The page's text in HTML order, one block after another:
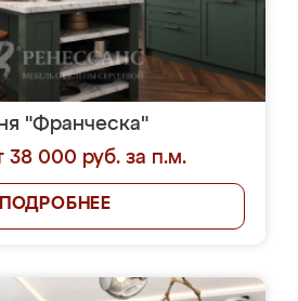
"Франческа"
38 000 руб. за п.м.
ПОДРОБНЕЕ